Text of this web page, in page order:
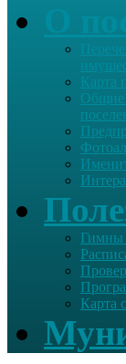
Карта
Общие
Карта